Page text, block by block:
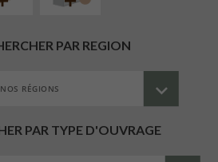
PAR REGION
PAR TYPE D'OUVRAGE